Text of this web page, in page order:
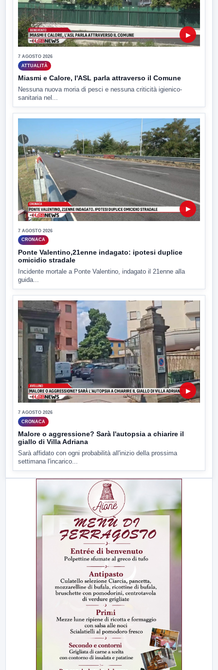
▶
7 AGOSTO 2026
ATTUALITÀ
Miasmi e Calore, l'ASL parla attraverso il Comune
Nessuna nuova moria di pesci e nessuna criticità igienico-
sanitaria nel...
▶
7 AGOSTO 2026
CRONACA
Ponte Valentino,21enne indagato: ipotesi duplice
omicidio stradale
Incidente mortale a Ponte Valentino, indagato il 21enne alla
guida...
▶
7 AGOSTO 2026
CRONACA
Malore o aggressione? Sarà l'autopsia a chiarire il
giallo di Villa Adriana
Sarà affidato con ogni probabilità all'inizio della prossima
settimana l'incarico...